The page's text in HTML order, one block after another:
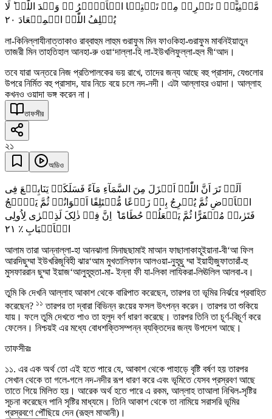
مَّبۡنِیَّۃٌ ۙ تَجۡرِیۡ مِنۡ تَحۡتِہَا الۡاَنۡہٰرُ ۬ؕ وَعۡدَ اللّٰہِ ؕ لَا
یُخۡلِفُ اللّٰہُ الۡمِیۡعَادَ ٢۰
লা-কিনিল্লাযীনাত্তাকাও রাব্বাহুম লাহুম গুরাফুম মিন ফাওকিহা-গুরাফুম মাবনিইয়াতুন
তাজরী মিন তাহতিহাল আনহা-রু ওয়া‘দাল্লা-হি লা-ইউখলিফুল্লা-হুল মী‘আদ।
তবে যারা অন্তরে নিজ প্রতিপালকের ভয় রাখে, তাদের জন্য আছে বহু প্রাসাদ, যেগুলোর
উপরে নির্মিত বহু প্রাসাদ, যার নিচে বয়ে চলে নদ-নদী। এটা আল্লাহর ওয়াদা। আল্লাহ
কখনও ওয়াদা ভঙ্গ করেন না।
তাফসীর
২১
অডিও
اَلَمۡ تَرَ اَنَّ اللّٰہَ اَنۡزَلَ مِنَ السَّمَآءِ مَآءً فَسَلَکَہٗ یَنَابِیۡعَ فِی
الۡاَرۡضِ ثُمَّ یُخۡرِجُ بِہٖ زَرۡعًا مُّخۡتَلِفًا اَلۡوَانُہٗ ثُمَّ یَہِیۡجُ
فَتَرٰىہُ مُصۡفَرًّا ثُمَّ یَجۡعَلُہٗ حُطَامًا ؕ اِنَّ فِیۡ ذٰلِکَ لَذِکۡرٰی لِاُولِی
الۡاَلۡبَابِ ٪ ٢١
আলাম তারা আন্নাল্লা-হা আনঝালা মিনাছছামাই মাআন ফাছালাকাহূইয়ানা-বী‘আ ফিল
আরদিছুম্মা ইউখরিজূবিহী ঝার‘আম মুখতালিফান আলওয়া-নুহূছু ম্মা ইয়াহীজুফাতারাঁ-হু
মুসফাররান ছুম্মা ইয়াজ‘আলুহূহুতা-মা- ইন্না ফী যা-লিকা লাযিকরা-লিঊলিল আলবা-ব।
তুমি কি দেখনি আল্লাহ আকাশ থেকে বারিপাত করেছেন, তারপর তা ভূমির নির্ঝরে প্রবাহিত
করেছেন? ১১ তারপর তা দ্বারা বিভিন্ন রংয়ের ফসল উৎপন্ন করেন। তারপর তা শুকিয়ে
যায়। ফলে তুমি দেখতে পাও তা হলুদ বর্ণ ধারণ করেছে। তারপর তিনি তা চূর্ণ-বিচূর্ণ করে
ফেলেন। নিশ্চয়ই এর মধ্যে বোধশক্তিসম্পন্ন ব্যক্তিদের জন্য উপদেশ আছে।
তাফসীরঃ
১১. এর এক অর্থ তো এই হতে পারে যে, আকাশ থেকে পাহাড়ে বৃষ্টি বর্ষণ হয় তারপর
সেখান থেকে তা গলে-গলে নদ-নদীর রূপ ধারণ করে এবং ভূমিতে যেসব প্রস্রবণ আছে
তাতে গিয়ে মিলিত হয়। আরেক অর্থ হতে পারে এ রকম, আল্লাহ তাআলা নিখিল-সৃষ্টির
সূচনা করেছেন পানি সৃষ্টির মাধ্যমে। তিনি আকাশ থেকে তা নামিয়ে সরাসরি ভূমির
প্রস্রবণে পৌঁছিয়ে দেন (রূহুল মাআনী)।